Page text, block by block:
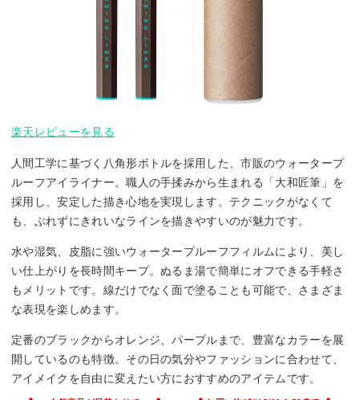
楽天レビューを見る
人間工学に基づく八角形ボトルを採用した、市販のウォータープ
ルーフアイライナー。職人の手揉みから生まれる「大和匠筆」を
採用し、安定した描き心地を実現します。テクニックがなくて
も、ぶれずにきれいなラインを描きやすいのが魅力です。
水や湿気、皮脂に強いウォータープルーフフィルムにより、美し
い仕上がりを長時間キープ。ぬるま湯で簡単にオフできる手軽さ
もメリットです。線だけでなく面で塗ることも可能で、さまざま
な表現を楽しめます。
定番のブラックからオレンジ、パープルまで、豊富なカラーを展
開しているのも特徴。その日の気分やファッションに合わせて、
アイメイクを自由に変えたい方におすすめのアイテムです。